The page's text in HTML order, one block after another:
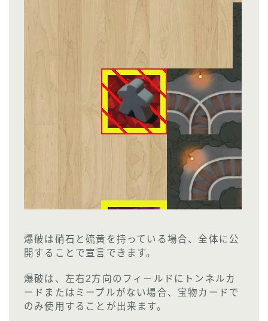
爆破は硝石と硫黄を持っている場合、全体に公
開することで宣言できます。
爆破は、左右2方向のフィールドにトンネルカ
ードまたはミープルがない場合、宝物カードで
のみ使用することが出来ます。